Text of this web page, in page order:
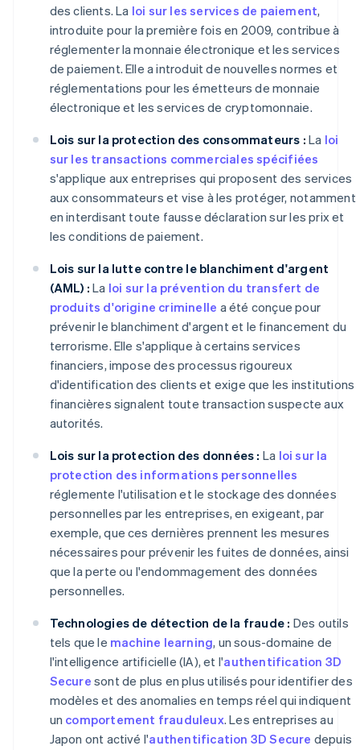
des clients. La loi sur les services de paiement,
introduite pour la première fois en 2009, contribue à
réglementer la monnaie électronique et les services
de paiement. Elle a introduit de nouvelles normes et
réglementations pour les émetteurs de monnaie
électronique et les services de cryptomonnaie.
Lois sur la protection des consommateurs : La loi
sur les transactions commerciales spécifiées
s'applique aux entreprises qui proposent des services
aux consommateurs et vise à les protéger, notamment
en interdisant toute fausse déclaration sur les prix et
les conditions de paiement.
Lois sur la lutte contre le blanchiment d'argent
(AML) : La loi sur la prévention du transfert de
produits d'origine criminelle a été conçue pour
prévenir le blanchiment d'argent et le financement du
terrorisme. Elle s'applique à certains services
financiers, impose des processus rigoureux
d'identification des clients et exige que les institutions
financières signalent toute transaction suspecte aux
autorités.
Lois sur la protection des données : La loi sur la
protection des informations personnelles
réglemente l'utilisation et le stockage des données
personnelles par les entreprises, en exigeant, par
exemple, que ces dernières prennent les mesures
nécessaires pour prévenir les fuites de données, ainsi
que la perte ou l'endommagement des données
personnelles.
Technologies de détection de la fraude : Des outils
tels que le machine learning, un sous-domaine de
l'intelligence artificielle (IA), et l'authentification 3D
Secure sont de plus en plus utilisés pour identifier des
modèles et des anomalies en temps réel qui indiquent
un comportement frauduleux. Les entreprises au
Japon ont activé l'authentification 3D Secure depuis